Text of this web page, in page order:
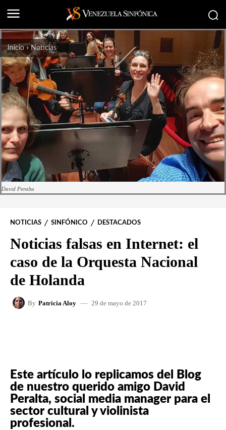
Inicio Noticias
David Peralta
NOTICIAS SINFÓNICO DESTACADOS
Noticias falsas en Internet: el
caso de la Orquesta Nacional
de Holanda
By Patricia Aloy 29 de mayo de 2017
Este artículo lo replicamos del Blog
de nuestro querido amigo David
Peralta, social media manager para el
sector cultural y violinista
profesional.